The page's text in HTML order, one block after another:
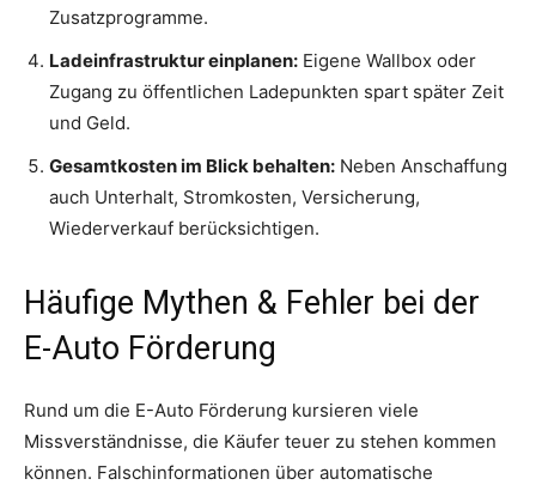
Zusatzprogramme.
Ladeinfrastruktur einplanen: Eigene Wallbox oder
Zugang zu öffentlichen Ladepunkten spart später Zeit
und Geld.
Gesamtkosten im Blick behalten: Neben Anschaffung
auch Unterhalt, Stromkosten, Versicherung,
Wiederverkauf berücksichtigen.
Häufige Mythen & Fehler bei der
E-Auto Förderung
Rund um die E-Auto Förderung kursieren viele
Missverständnisse, die Käufer teuer zu stehen kommen
können. Falschinformationen über automatische